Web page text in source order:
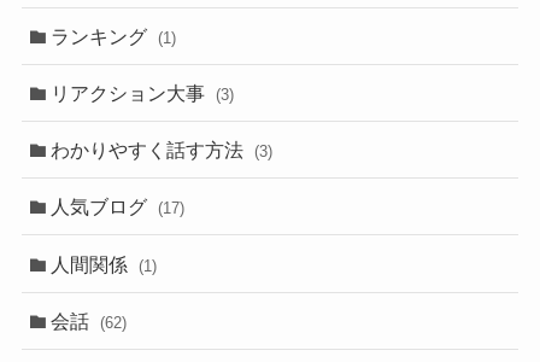
ランキング (1)
リアクション大事 (3)
わかりやすく話す方法 (3)
人気ブログ (17)
人間関係 (1)
会話 (62)